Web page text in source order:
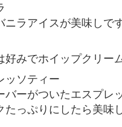
ラアイスが美味しです
みでホイップクリー
ッソティー
バーがついたエスプレ
っぷりにしたら美味